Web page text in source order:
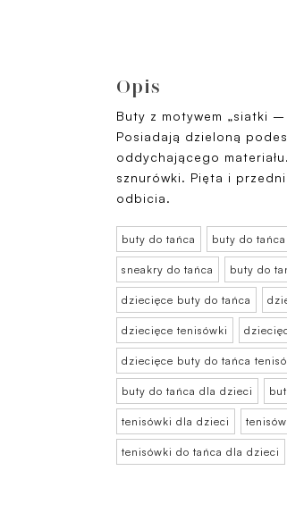
Opis
Buty z motywem „siatki
Posiadają dzieloną
oddychającego
sznurówki. Pięta i
odbicia.
buty do tańca buty do tańca
sneakry do tańca buty do
dziecięce buty do tańca
dziecięce tenisówki
dziecięce buty do tańca
buty do tańca dla dzieci
tenisówki dla dzieci
tenisówki do tańca dla dzieci